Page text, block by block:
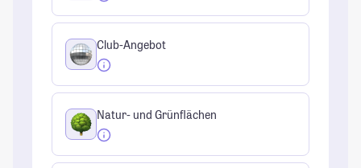
Club-Angebot
Natur- und Grünflächen